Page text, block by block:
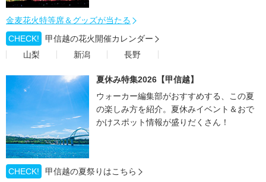
金麦花火特等席＆グッズが当たる
CHECK!
甲信越の花火開催カレンダー
山梨
新潟 長野
夏休み特集2026【甲信越】
ウォーカー編集部がおすすめする、この夏
の楽しみ方を紹介。夏休みイベント＆おで
かけスポット情報が盛りだくさん！
CHECK!
甲信越の夏祭りはこちら